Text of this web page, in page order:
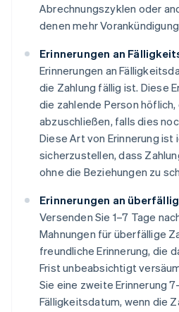
Abrechnungszyklen oder
denen mehr
Erinnerungen an
Erinnerungen an
die Zahlung fällig ist. Diese
die zahlende Person
abzuschließen, falls dies
Diese Art von Erinnerung ist
sicherzustellen, dass
ohne die Beziehungen zu
Erinnerungen an
Versenden Sie 1–7 Tage
Mahnungen für überfällige
freundliche Erinnerung, die
Frist unbeabsichtigt
Sie eine zweite Erinnerung
Fälligkeitsdatum, wenn die